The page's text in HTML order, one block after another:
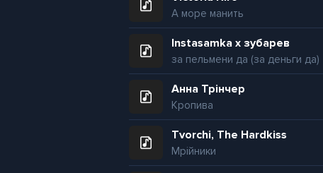
А море манить
Instasamka x зубарев
за пельмени да (за деньги да)
Анна Трінчер
Кропива
Tvorchi, The Hardkiss
Мрійники